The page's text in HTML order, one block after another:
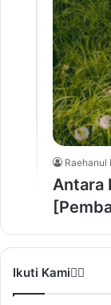
Raehanul
Antara
Ikuti Kami❤️‍🔥